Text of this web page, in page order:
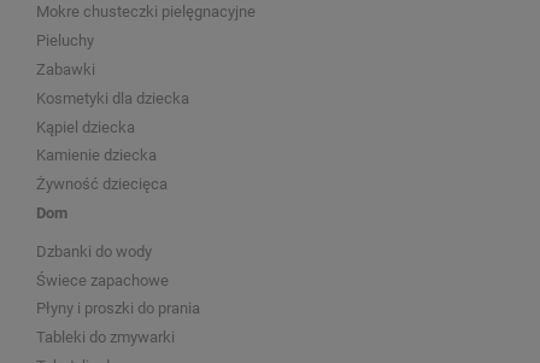
Mokre chusteczki pielęgnacyjne
Pieluchy
Zabawki
Kosmetyki dla dziecka
Kąpiel dziecka
Kamienie dziecka
Żywność dziecięca
Dom
Dzbanki do wody
Świece zapachowe
Płyny i proszki do prania
Tableki do zmywarki